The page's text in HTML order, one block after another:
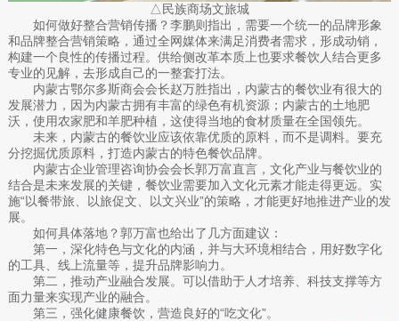
△民族商场文旅城
如何做好整合营销传播？李鹏则指出，需要一个统一的品牌形象
和品牌整合营销策略，通过全网媒体来满足消费者需求，形成动销，
构建一个良性的传播过程。供给侧改革本质上也要求餐饮人结合更多
专业的见解，去形成自己的一整套打法。
内蒙古鄂尔多斯商会会长赵万胜指出，内蒙古的餐饮业有很大的
发展潜力，因为内蒙古拥有丰富的绿色有机资源；内蒙古的土地肥
沃，使用农家肥和羊肥种植，这使得当地的食材质量在全国领先。
未来，内蒙古的餐饮业应该依靠优质的原料，而不是调料。要充
分挖掘优质原料，打造内蒙古的特色餐饮品牌。
内蒙古企业管理咨询协会会长郭万富直言，文化产业与餐饮业的
结合是未来发展的关键，餐饮业需要加入文化元素才能走得更远。实
施“以餐带旅、以旅促文、以文兴业”的策略，才能更好地推进产业的发
展。
如何具体落地？郭万富也给出了几方面建议：
第一，深化特色与文化的内涵，并与大环境相结合，用好数字化
的工具、线上流量等，提升品牌影响力。
第二，推动产业融合发展。可以借助于人才培养、科技支撑等方
面力量来实现产业的融合。
第三，强化健康餐饮，营造良好的“吃文化”。